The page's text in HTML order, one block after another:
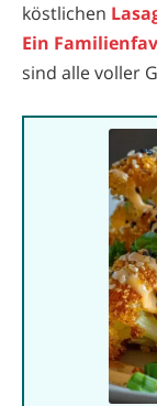
köstlichen
Ein
sind alle voller